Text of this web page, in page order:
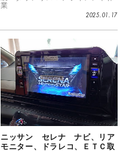
業
2025.01.17
ニッサン セレナ ナビ、リア
モニター、ドラレコ、ＥＴＣ取